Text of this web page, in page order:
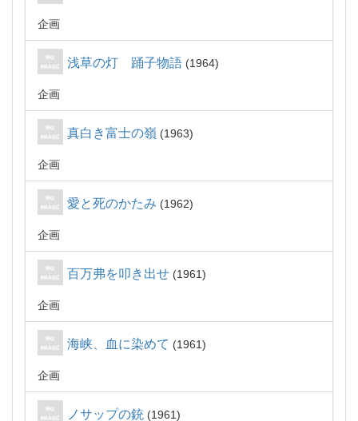
企画
浅草の灯 踊子物語 1964
企画
真白き富士の嶺 1963
企画
愛と死のかたみ 1962
企画
百万弗を叩き出せ 1961
企画
海峡、血に染めて 1961
企画
ノサップの銃 1961